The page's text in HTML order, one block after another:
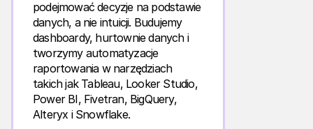
podejmować decyzje na podstawie
danych, a nie intuicji. Budujemy
dashboardy, hurtownie danych i
tworzymy automatyzacje
raportowania w narzędziach
takich jak Tableau, Looker Studio,
Power BI, Fivetran, BigQuery,
Alteryx i Snowflake.